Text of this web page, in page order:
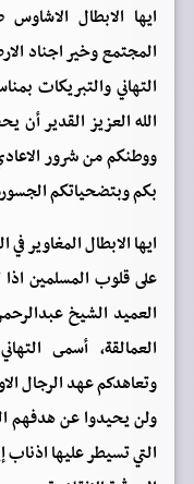
ايها الابطال
المجتمع وخير اجناد
التهاني والتبريكات
الله العزيز القدير
ووطنكم من شرور
بكم وبتضحياتكم
على قلوب المسلمين اذا
العميد الشيخ
العمالقة، أسمى
وتعاهدكم عهد الرجال
ولن يحيدوا عن هدفهم
التي تسيطر عليها اذناب